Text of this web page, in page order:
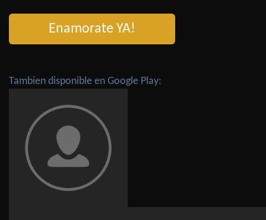
Enamorate YA!
Tambien disponible en Google Play: